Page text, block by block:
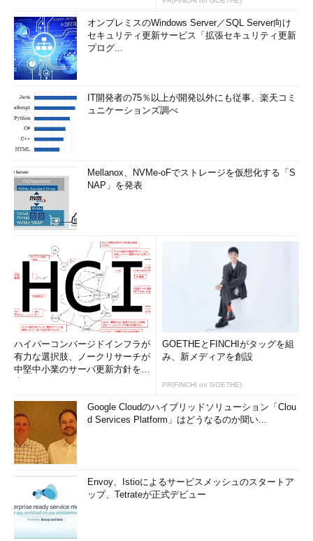
オンプレミスのWindows Server／SQL Server向け
セキュリティ更新サービス「拡張セキュリティ更新
プログ...
IT開発者の75％以上が開発以外にも従事、楽天コミ
ュニケーションズ調べ
Mellanox、NVMe-oFでストレージを仮想化する「S
NAP」を発表
ハイパーコンバージドインフラが
有力な選択肢、ノークリサーチが
中堅中小業のサーバ更新方針を調
GOETHEとFINCHIがタッグを組
み、新メディアを創設
PR(FINCHI on GOETHE)
Google Cloudのハイブリッドソリューション「Clou
d Services Platform」はどうなるのか聞い...
Envoy、Istioによるサービスメッシュのスタートア
ップ、Tetrateが正式デビュー